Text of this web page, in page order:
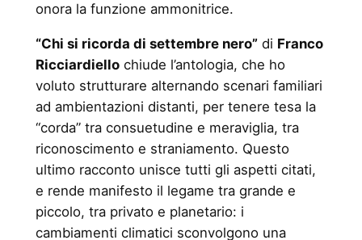
onora la funzione ammonitrice.
“Chi si ricorda di settembre nero”di Franco
Ricciardiellochiude l’antologia, che ho
voluto strutturare alternando scenari familiari
ad ambientazioni distanti, per tenere tesa la
“corda” tra consuetudine e meraviglia, tra
riconoscimento e straniamento. Questo
ultimo racconto unisce tutti gli aspetti citati,
e rende manifesto il legame tra grande e
piccolo, tra privato e planetario: i
cambiamenti climatici sconvolgono una